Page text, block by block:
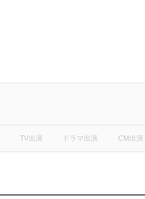
TV出演 ドラマ出演 CM出演